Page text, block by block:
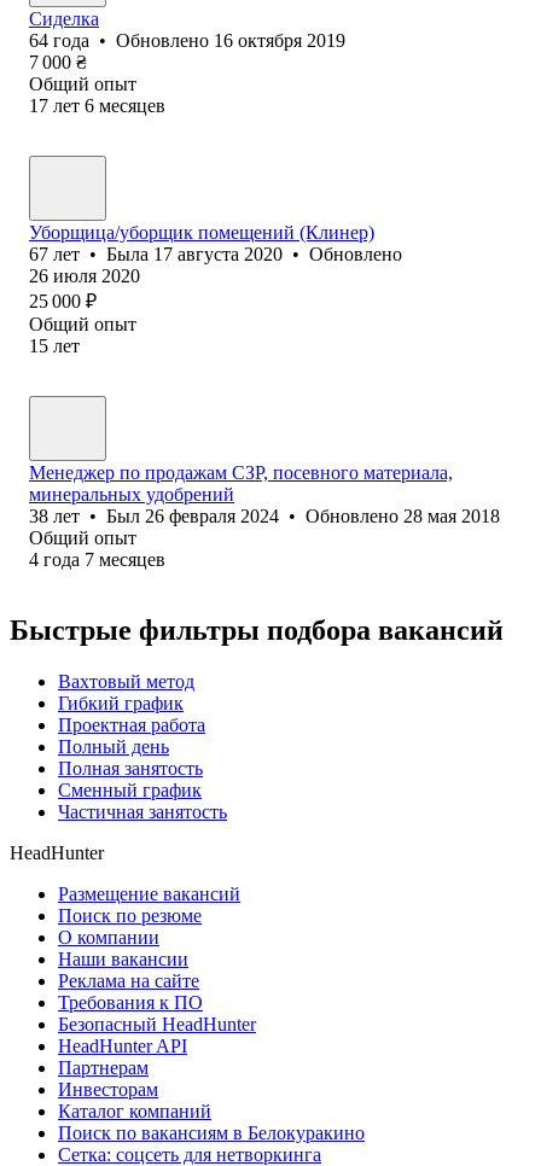
Сид⁢елка
64 года • Обновлено 16 октября 2019
7 000 ₴
Общий опыт
17 лет 6 месяцев
Уборщица/уборщик помещений (Клинер)
67 лет • Была 17 августа 2020 • Обновлено
26 июля 2020
25 000 ₽
Общий опыт
15 лет
Менеджер по продажам СЗР, посевного материала,
минеральных удобрений
38 лет • Был 26 февраля 2024 • Обновлено 28 мая 2018
Общий опыт
4 года 7 месяцев
Быстрые фильтры подбора вакансий
Вахтовый метод
Гибкий график
Проектная работа
Полный день
Полная занятость
Сменный график
Частичная занятость
HeadHunter
Размещение вакансий
Поиск по резюме
О компании
Наши вакансии
Реклама на сайте
Требования к ПО
Безопасный HeadHunter
HeadHunter API
Партнерам
Инвесторам
Каталог компаний
Поиск по вакансиям в Белокуракино
Сетка: соцсеть для нетворкинга